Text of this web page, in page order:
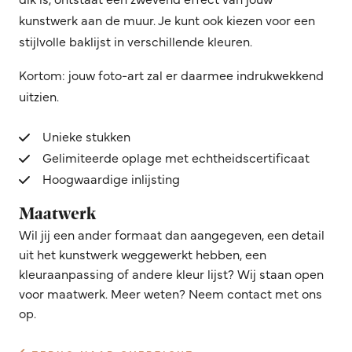
kunstwerk aan de muur. Je kunt ook kiezen voor een
stijlvolle baklijst in verschillende kleuren.
Kortom: jouw foto-art zal er daarmee indrukwekkend
uitzien.
Unieke stukken
Gelimiteerde oplage met echtheidscertificaat
Hoogwaardige inlijsting
Maatwerk
Wil jij een ander formaat dan aangegeven, een detail
uit het kunstwerk weggewerkt hebben, een
kleuraanpassing of andere kleur lijst? Wij staan open
voor maatwerk. Meer weten? Neem contact met ons
op.